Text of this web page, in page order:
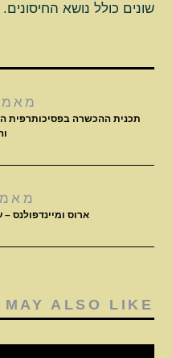
שונים כולל נושא החיסונים.
תכנית ההכשרה בפסיכותרפית
ארוס ומיינדפולנס
MAY ALSO LIKE